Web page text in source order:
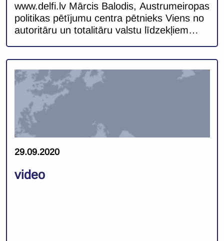
www.delfi.lv Mārcis Balodis, Austrumeiropas
politikas pētījumu centra pētnieks Viens no
autoritāru un totalitāru valstu līdzekļiem
taktika, jo ļauj ne tikai atbrīvoties no
neparocīgi drosmīgajiem, bet arī sūta
skaidru signālu visiem viņu līdzgaitniekiem,
ka mēģinājumi izaicināt varu netiks sagaidīti
ar pretimnākšanu. […]
29.09.2020
video